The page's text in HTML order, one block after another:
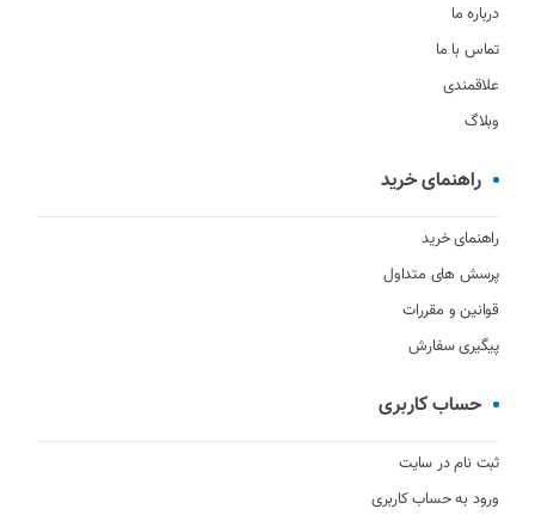
درباره ما
تماس با ما
علاقمندی
وبلاگ
راهنمای خرید
راهنمای خرید
پرسش های متداول
قوانین و مقررات
پیگیری سفارش
حساب کاربری
ثبت نام در سایت
ورود به حساب کاربری